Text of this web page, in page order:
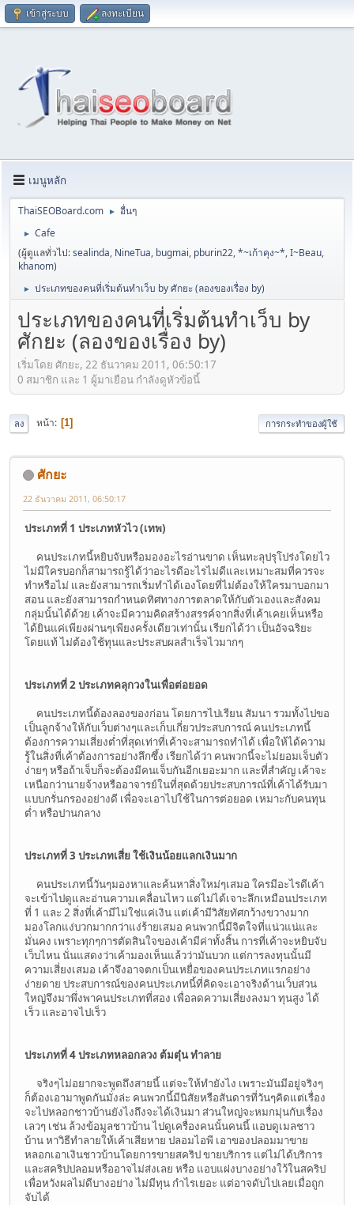
เข้าสู่ระบบ ลงทะเบียน
เมนูหลัก
ThaiSEOBoard.com ► อื่นๆ
►
Cafe
(ผู้ดูแลทั่วไป:sealinda, NineTua, bugmai, pburin22,*~เก้าคุง~*,I~Beau,
khanom)
► ประเภทของคนที่เริ่มต้นทำเว็บ by ศักยะ (ลองของเรื่อง by)
ประเภทของคนที่เริ่มต้นทำเว็บ by
ศักยะ (ลองของเรื่อง by)
เริ่มโดย ศักยะ, 22 ธันวาคม 2011, 06:50:17
0 สมาชิก และ 1 ผู้มาเยือน กำลังดูหัวข้อนี้
ลง หน้า 1 การกระทำของผู้ใช้
ศักยะ
22 ธันวาคม 2011, 06:50:17
ประเภทที่ 1 ประเภทหัวไว (เทพ)
คนประเภทนี้หยิบจับหรือมองอะไรอ่านขาด เห็นทะลุปรุโปร่งโดยไว
ไม่มีใครบอกก็สามารถรู้ได้ว่าอะไรดีอะไรไม่ดีและเหมาะสมที่ควรจะ
ทำหรือไม่ และยังสามารถเริ่มทำได้เองโดยที่ไม่ต้องให้ใครมาบอกมา
สอน และยังสามารถกำหนดทิศทางการตลาดให้กับตัวเองและสังคม
กลุ่มนั้นได้ด้วย เค้าจะมีความคิดสร้างสรรค์จากสิ่งที่เค้าเคยเห็นหรือ
ได้ยินแค่เพียงผ่านๆเพียงครั้งเดียวเท่านั้น เรียกได้ว่า เป็นอัจฉริยะ
โดยแท้ ไม่ต้องใช้ทุนและประสบผลสำเร็จไวมากๆ
ประเภทที่ 2 ประเภทคลุกวงในเพื่อต่อยอด
คนประเภทนี้ต้องลองของก่อน โดยการไปเรียน สัมนา รวมทั้งไปขอ
เป็นลูกจ้างให้กับเว็บต่างๆและเก็บเกี่ยวประสบการณ์ คนประเภทนี้
ต้องการความเสี่ยงต่ำที่สุดเท่าที่เค้าจะสามารถทำได้ เพื่อให้ได้ความ
รู้ในสิ่งที่เค้าต้องการอย่างลึกซึ้ง เรียกได้ว่า คนพวกนี้จะไม่ยอมเจ็บตัว
ง่ายๆ หรือถ้าเจ็บก็จะต้องมีคนเจ็บกันอีกเยอะมาก และที่สำคัญ เค้าจะ
เหนือกว่านายจ้างหรืออาจารย์ในที่สุดด้วยประสบการณ์ที่เค้าได้รับมา
แบบกรั่นกรองอย่างดี เพื่อจะเอาไปใช้ในการต่อยอด เหมาะกับคนทุน
ต่ำ หรือปานกลาง
ประเภทที่ 3 ประเภทเสี่ย ใช้เงินน้อยแลกเงินมาก
คนประเภทนี้วันๆมองหาและค้นหาสิ่งใหม่ๆเสมอ ใครมีอะไรดีเค้า
จะเข้าไปดูและอ่านความเคลื่อนไหว แต่ไม่ได้เจาะลึกเหมือนประเภท
ที่ 1 และ 2 สิ่งที่เค้ามีไม่ใช่แค่เงิน แต่เค้ามีวิสัยทัศกว้างขวางมาก
มองโลกแง่บวกมากกว่าแง่ร้ายเสมอ คนพวกนี้มีจิตใจที่แน่วแน่และ
มั่นคง เพราะทุกๆการตัดสินใจของเค้ามีค่าทั้งสิ้น การที่เค้าจะหยิบจับ
เว็บไหน นั่นแสดงว่าเค้ามองเห็นแล้วว่ามันบวก แต่การลงทุนนั้นมี
ความเสี่ยงเสมอ เค้าจึงอาจตกเป็นเหยื่อของคนประเภทแรกอย่าง
ง่ายดาย ประสบการณ์ของคนประเภทนี้ที่คิดจะเอาจริงด้านเว็บส่วน
ใหญ่จึงมาพึ่งพาคนประเภทที่สอง เพื่อลดความเสี่ยงลงมา ทุนสูง ได้
เร็ว และอาจไปเร็ว
ประเภทที่ 4 ประเภทหลอกลวง ต้มตุ๋น ทำลาย
จริงๆไม่อยากจะพูดถึงสายนี้ แต่จะให้ทำยังไง เพราะมันมีอยู่จริงๆ
ก็ต้องเอามาพูดกันมั่งล่ะ คนพวกนี้มีนิสัยหรือสันดารที่วันๆคิดแต่เรื่อง
จะไปหลอกชาวบ้านยังไงถึงจะได้เงินมา ส่วนใหญ่จะหมกมุ่นกับเรื่อง
เลวๆ เช่น ล้วงข้อมูลชาวบ้าน ไปดูเครื่องคนนั้นคนนี้ แอบดูเมลชาว
บ้าน หาวิธีทำลายให้เค้าเสียหาย ปลอมไอพี เอาของปลอมมาขาย
หลอกเอาเงินชาวบ้านโดยการขายสคริป ขายบริการ แต่ไม่ได้บริการ
และสคริปปลอมหรืออาจไม่ส่งเลย หรือ แอบแฝงบางอย่างใว้ในสคริป
เพื่อหวังผลไม่ดีบางอย่าง ไม่มีทุน กำไรเยอะ แต่อาจดับไปเลยเมื่อถูก
จับได้